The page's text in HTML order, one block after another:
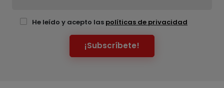
He leído y acepto las políticas de privacidad
¡Subscríbete!